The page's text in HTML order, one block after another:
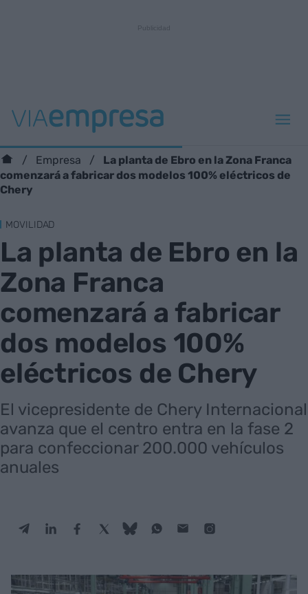
Empresa
La planta de Ebro en la Zona Franca
comenzará a fabricar dos modelos 100% eléctricos de
Chery
MOVILIDAD
La planta de Ebro en la
Zona Franca
comenzará a fabricar
dos modelos 100%
eléctricos de Chery
El vicepresidente de Chery Internacional
avanza que el centro entra en la fase 2
para confeccionar 200.000 vehículos
anuales